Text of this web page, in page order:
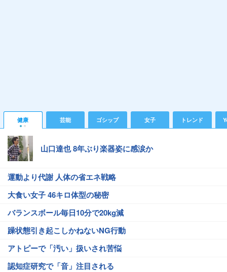
健康 芸能 ゴシップ 女子 トレンド
山口達也 8年ぶり楽器姿に感涙か
運動より代謝 人体の省エネ戦略
大食い女子 46キロ体型の秘密
バランスボール毎日10分で20kg減
躁状態引き起こしかねないNG行動
アトピーで「汚い」扱いされ苦悩
認知症研究で「音」注目される